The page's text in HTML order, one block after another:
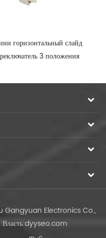
горизонтальный слайд
3 положения
Gangyuan Electronics Co.,
Власть:dyyseo.com